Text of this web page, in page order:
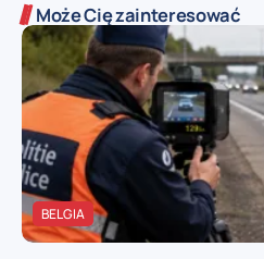
Może Cię zainteresować
BELGIA